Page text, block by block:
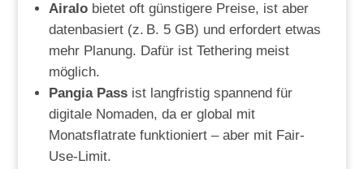
Airalobietet oft günstigere Preise, ist aber
datenbasiert (z. B. 5 GB) und erfordert etwas
mehr Planung. Dafür ist Tethering meist
möglich.
Pangia Passist langfristig spannend für
digitale Nomaden, da er global mit
Monatsflatrate funktioniert – aber mit Fair-
Use-Limit.